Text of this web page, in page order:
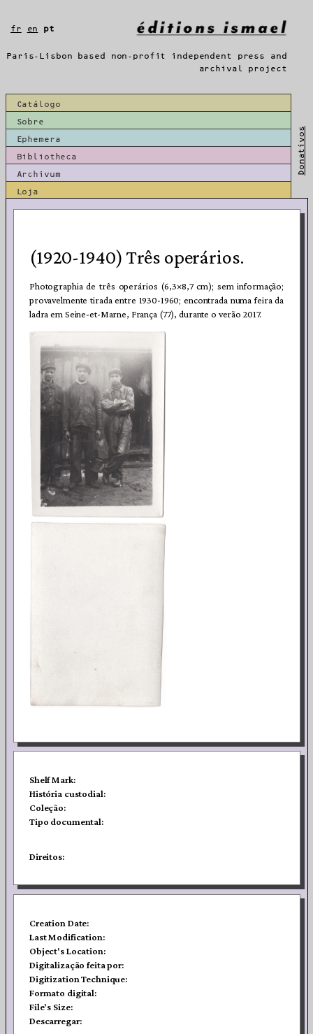
para
conteúdo
Paris-Lisbon based non-profit independent press and
archival project
Catálogo
Sobre
Ephemera
Bibliotheca
Archivum
Loja
Donativos
fr en pt
(1920-1940) Três operários.
Photographia de três operários (6,3×8,7 cm); sem informação;
provavelmente tirada entre 1930-1960; encontrada numa feira da
ladra em Seine-et-Marne, França (77), durante o verão 2017.
Shelf Mark:
História custodial:
Coleção:
Tipo documental:
Direitos:
Creation Date:
Last Modification:
Object's Location:
Digitalização feita por:
Digitization Technique:
Formato digital:
File's Size:
Descarregar: